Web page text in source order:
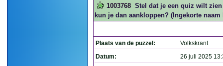
1003768 Stel dat je een quiz wilt
kun je dan aankloppen? (Ingekorte
Plaats van de puzzel:
Volkskrant
Datum:
26 juli 2025